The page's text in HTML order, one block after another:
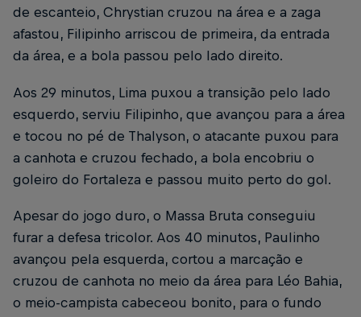
de escanteio, Chrystian cruzou na área e a zaga
afastou, Filipinho arriscou de primeira, da entrada
da área, e a bola passou pelo lado direito.
Aos 29 minutos, Lima puxou a transição pelo lado
esquerdo, serviu Filipinho, que avançou para a área
e tocou no pé de Thalyson, o atacante puxou para
a canhota e cruzou fechado, a bola encobriu o
goleiro do Fortaleza e passou muito perto do gol.
Apesar do jogo duro, o Massa Bruta conseguiu
furar a defesa tricolor. Aos 40 minutos, Paulinho
avançou pela esquerda, cortou a marcação e
cruzou de canhota no meio da área para Léo Bahia,
o meio-campista cabeceou bonito, para o fundo